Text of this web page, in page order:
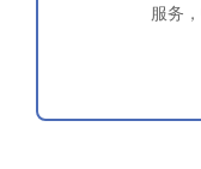
服务